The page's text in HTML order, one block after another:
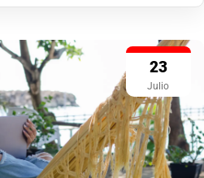
23
Julio